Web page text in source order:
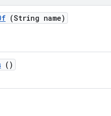
(String name)
()